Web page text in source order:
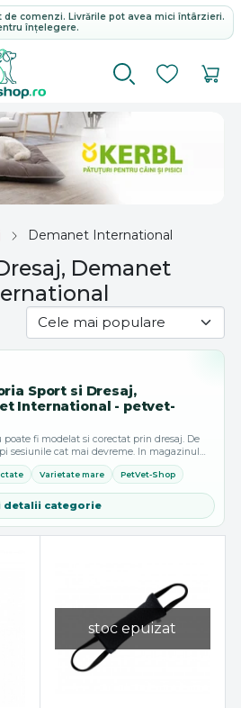
de comenzi. Livrările pot avea mici întârzieri.
înțelegere.
Demanet International
Demanet
Sport si Dresaj,
International - petvet-
fi modelat si corectat prin dresaj. De
sesiunile cat mai devreme. In magazinul
bune accesorii si produse pentru...
Varietate mare PetVet-Shop
detalii categorie
stoc epuizat